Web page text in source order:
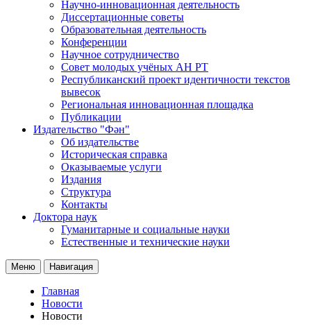
Научно-инновационная деятельность
Диссертационные советы
Образовательная деятельность
Конференции
Научное сотрудничество
Совет молодых учёных АН РТ
Республиканский проект идентичности текстов
вывесок
Региональная инновационная площадка
Публикации
Издательство "Фән"
Об издательстве
Историческая справка
Оказываемые услуги
Издания
Структура
Контакты
Доктора наук
Гуманитарные и социальные науки
Естественные и технические науки
Меню Навигация
Главная
Новости
Новости